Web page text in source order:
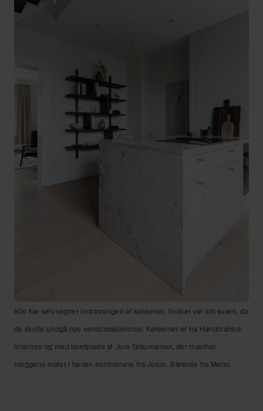
KIki har selv tegnet indretningen af køkkenet, hvilket var lidt svært, da
de skulle undgå nye vandinstallationer. Køkkenet er fra Handcrafted
Interiors og med bordplade af Jura Graumarmor, der matcher
væggene malet i farven sommersne fra Jotun. Barstole fra Menu.